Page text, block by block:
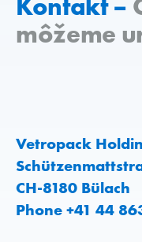
Kontakt –
môžeme
Vetropack
CH-8180 Bülach
Phone +41 44